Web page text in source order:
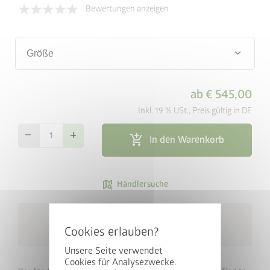
Unsere Seite verwendet
Cookies für Analysezwecke.
Bewertungen anzeigen
Größe keyboard_arrow_down
ab € 545,00
Inkl. 19 % USt., Preis gültig in DE
remove add add_shopping_cart In den Warenkorb
map_search Händlersuche
local_shipping
innerhalb von 6 Wochen